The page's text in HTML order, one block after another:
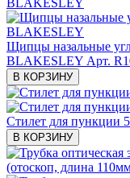
Щипцы назальные
BLAKESLEY Арт.
В КОРЗИНУ
Стилет для пункции
В КОРЗИНУ